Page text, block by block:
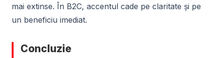
mai extinse. În B2C, accentul cade pe claritate și pe
un beneficiu imediat.
Concluzie